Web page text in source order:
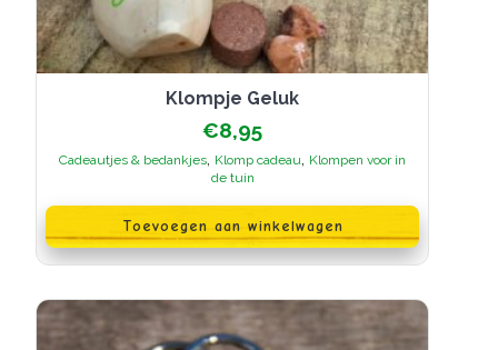
Klompje Geluk
€8,95
Cadeautjes & bedankjes, Klomp cadeau, Klompen voor in
de tuin
Toevoegen aan winkelwagen